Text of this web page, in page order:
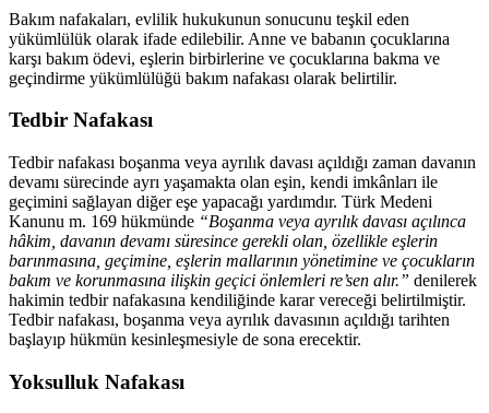
Bakım nafakaları, evlilik hukukunun sonucunu teşkil eden
yükümlülük olarak ifade edilebilir. Anne ve babanın çocuklarına
karşı bakım ödevi, eşlerin birbirlerine ve çocuklarına bakma ve
geçindirme yükümlülüğü bakım nafakası olarak belirtilir.
Tedbir Nafakası
Tedbir nafakası boşanma veya ayrılık davası açıldığı zaman davanın
devamı sürecinde ayrı yaşamakta olan eşin, kendi imkânları ile
geçimini sağlayan diğer eşe yapacağı yardımdır. Türk Medeni
Kanunu m. 169 hükmünde “Boşanma veya ayrılık davası açılınca
hâkim, davanın devamı süresince gerekli olan, özellikle eşlerin
barınmasına, geçimine, eşlerin mallarının yönetimine ve çocukların
bakım ve korunmasına ilişkin geçici önlemleri re’sen alır.” denilerek
hakimin tedbir nafakasına kendiliğinde karar vereceği belirtilmiştir.
Tedbir nafakası, boşanma veya ayrılık davasının açıldığı tarihten
başlayıp hükmün kesinleşmesiyle de sona erecektir.
Yoksulluk Nafakası